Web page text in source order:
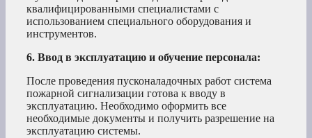
квалифицированными специалистами с
использованием специального оборудования и
инструментов.
6. Ввод в эксплуатацию и обучение персонала:
После проведения пусконаладочных работ система
пожарной сигнализации готова к вводу в
эксплуатацию. Необходимо оформить все
необходимые документы и получить разрешение на
эксплуатацию системы.